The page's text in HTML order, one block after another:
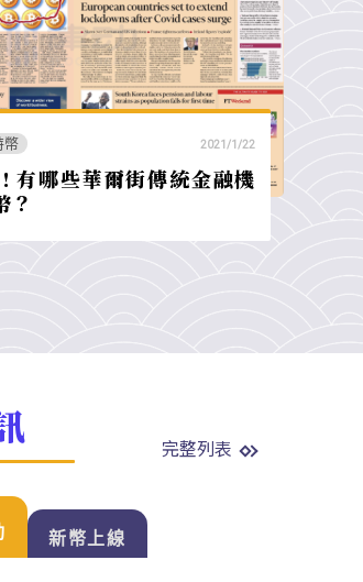
幣 2021/1/22
有哪些華爾街傳統金融機
？
完整列表
新幣上線